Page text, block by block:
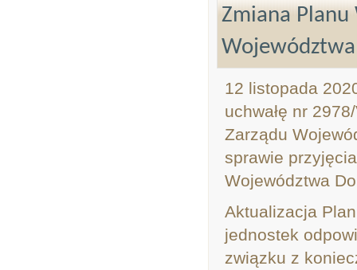
Zmiana Planu
12 listopada
uchwałę nr
Zarządu
sprawie
Województwa
Aktualizacja
jednostek
związku z